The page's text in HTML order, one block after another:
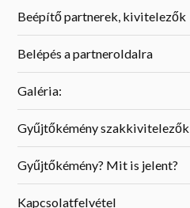
Beépítő partnerek, kivitelezők
Belépés a partneroldalra
Galéria:
Gyűjtőkémény
Gyűjtőkémény? Mit is jelent?
Kapcsolatfelvétel